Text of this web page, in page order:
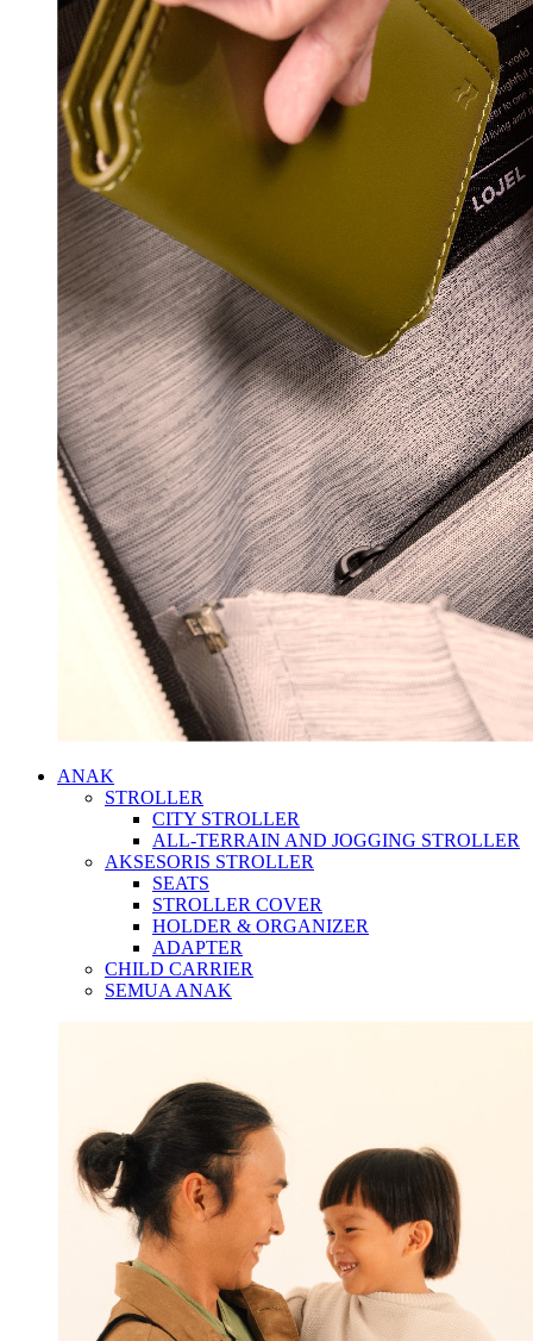
ANAK
STROLLER
CITY STROLLER
ALL-TERRAIN AND JOGGING STROLLER
AKSESORIS STROLLER
SEATS
STROLLER COVER
HOLDER & ORGANIZER
ADAPTER
CHILD CARRIER
SEMUA ANAK